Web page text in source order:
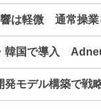
響は軽微 通常操
韓国で導入
発モデル構築で